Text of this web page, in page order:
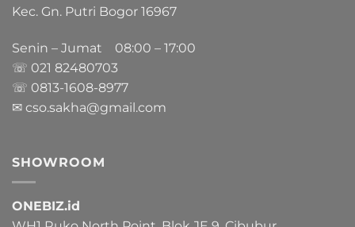
Kec. Gn. Putri Bogor 16967
Senin – Jumat 08:00 – 17:00
☏ 021 82480703
☏ 0813-1608-8977
✉ cso.sakha@gmail.com
SHOWROOM
ONEBIZ.id